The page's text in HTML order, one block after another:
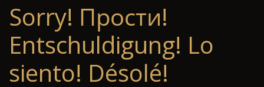
Sorry! Прости!
Entschuldigung! Lo
siento! Désolé!